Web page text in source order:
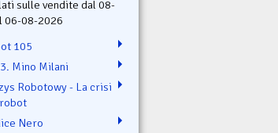
sulle vendite dal 08-
06-08-2026
105
Mino Milani
Robotowy - La crisi
Nero